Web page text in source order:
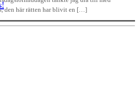
den här rätten har blivit en […]